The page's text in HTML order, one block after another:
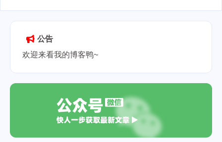
2025-05-26
公告
欢迎来看我的博客鸭~